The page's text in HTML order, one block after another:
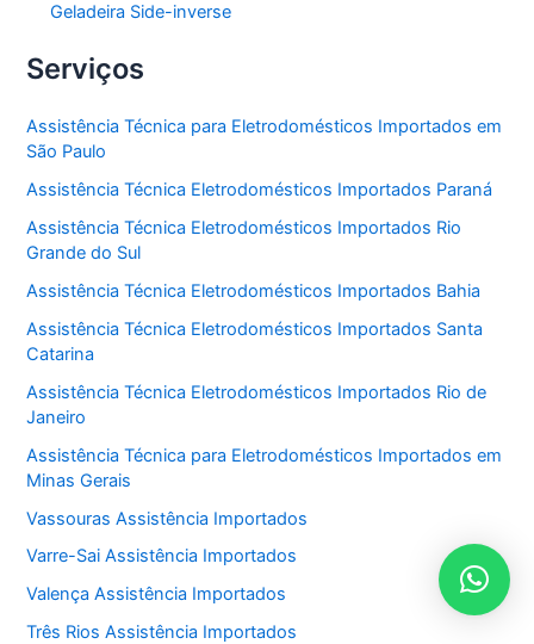
Geladeira Side-inverse
Serviços
Assistência Técnica para Eletrodomésticos Importados em
São Paulo
Assistência Técnica Eletrodomésticos Importados Paraná
Assistência Técnica Eletrodomésticos Importados Rio
Grande do Sul
Assistência Técnica Eletrodomésticos Importados Bahia
Assistência Técnica Eletrodomésticos Importados Santa
Catarina
Assistência Técnica Eletrodomésticos Importados Rio de
Janeiro
Assistência Técnica para Eletrodomésticos Importados em
Minas Gerais
Vassouras Assistência Importados
Varre-Sai Assistência Importados
Valença Assistência Importados
Três Rios Assistência Importados